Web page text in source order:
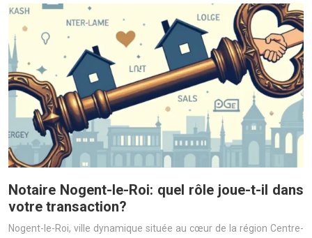
Notaire Nogent-le-Roi: quel rôle joue-t-il dans
votre transaction?
Nogent-le-Roi, ville dynamique située au cœur de la région Centre-